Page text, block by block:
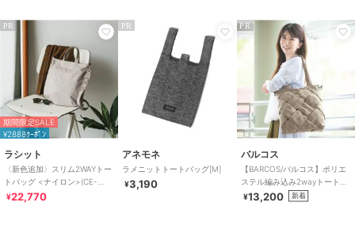
PR
期間限定SALE
¥2888ｸｰﾎﾟﾝ
ラシット
〈新色追加〉スリム2WAYトー
トバッグ <ナイロン>(CE-
1404-WEB)
¥22,770
PR
アネモネ
ラメニットトートバッグ[M]
¥3,190
PR
バルコス
【BARCOS/バルコス】ポリエ
ステル編み込み2wayトートバ
ッグ
¥13,200 新着